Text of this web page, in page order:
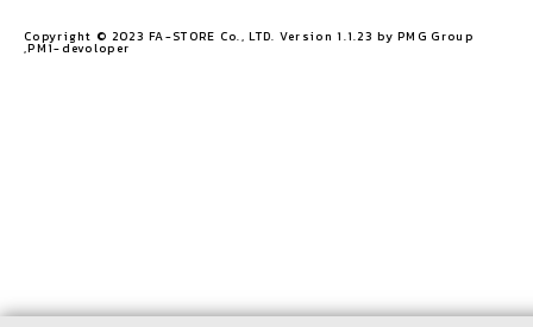
Copyright © 2023 FA-STORE Co., LTD. Version 1.1.23 by PMG Group
,PM1-devoloper​